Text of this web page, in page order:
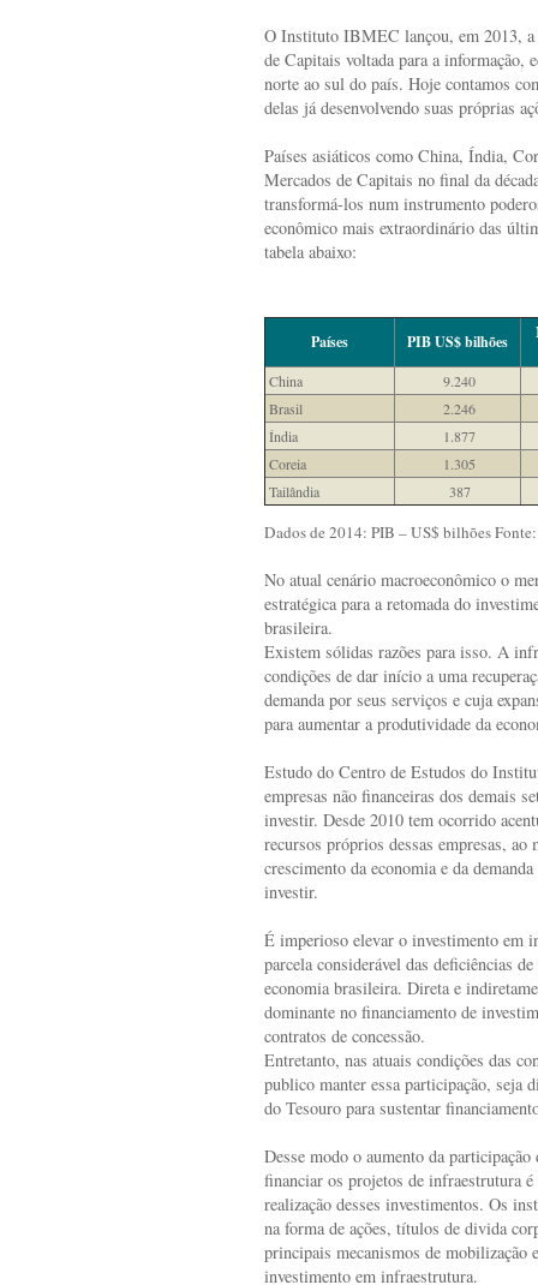
O Instituto IBMEC lançou, em 2013, a
de Capitais voltada para a informação,
norte ao sul do país. Hoje contamos
delas já desenvolvendo suas próprias
Países asiáticos como China, Índia,
Mercados de Capitais no final da
transformá-los num instrumento
econômico mais extraordinário das
tabela abaixo:
Países PIB US$ bilhões
China
9.240
Brasil
2.246
Índia
1.877
Coreia
1.305
Tailândia
387
Dados de 2014: PIB – US$ bilhões
No atual cenário macroeconômico o
estratégica para a retomada do
brasileira.
Existem sólidas razões para isso. A
condições de dar início a uma
demanda por seus serviços e cuja
para aumentar a produtividade da
Estudo do Centro de Estudos do
empresas não financeiras dos demais
investir. Desde 2010 tem ocorrido
recursos próprios dessas empresas, ao
crescimento da economia e da
investir.
É imperioso elevar o investimento em
parcela considerável das deficiências
economia brasileira. Direta e
dominante no financiamento de
contratos de concessão.
Entretanto, nas atuais condições das
publico manter essa participação, seja
do Tesouro para sustentar
Desse modo o aumento da
financiar os projetos de infraestrutura
realização desses investimentos. Os
na forma de ações, títulos de divida
principais mecanismos de mobilização
investimento em infraestrutura.